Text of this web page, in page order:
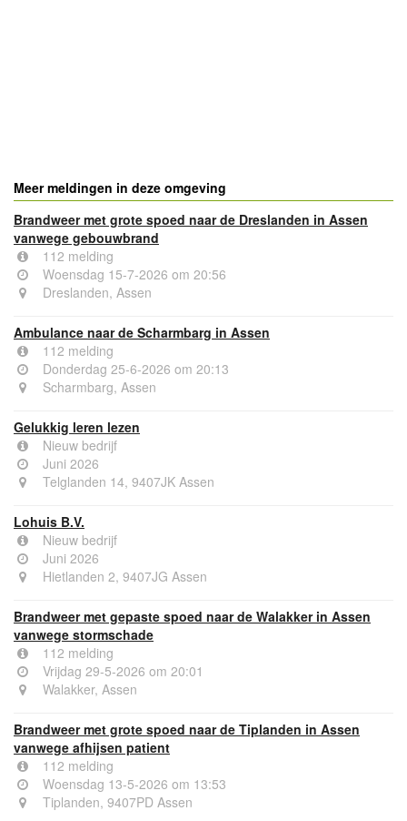
Meer meldingen in deze omgeving
Brandweer met grote spoed naar de Dreslanden in Assen
vanwege gebouwbrand
112 melding
Woensdag 15-7-2026 om 20:56
Dreslanden, Assen
Ambulance naar de Scharmbarg in Assen
112 melding
Donderdag 25-6-2026 om 20:13
Scharmbarg, Assen
Gelukkig leren lezen
Nieuw bedrijf
Juni 2026
Telglanden 14, 9407JK Assen
Lohuis B.V.
Nieuw bedrijf
Juni 2026
Hietlanden 2, 9407JG Assen
Brandweer met gepaste spoed naar de Walakker in Assen
vanwege stormschade
112 melding
Vrijdag 29-5-2026 om 20:01
Walakker, Assen
Brandweer met grote spoed naar de Tiplanden in Assen
vanwege afhijsen patient
112 melding
Woensdag 13-5-2026 om 13:53
Tiplanden, 9407PD Assen